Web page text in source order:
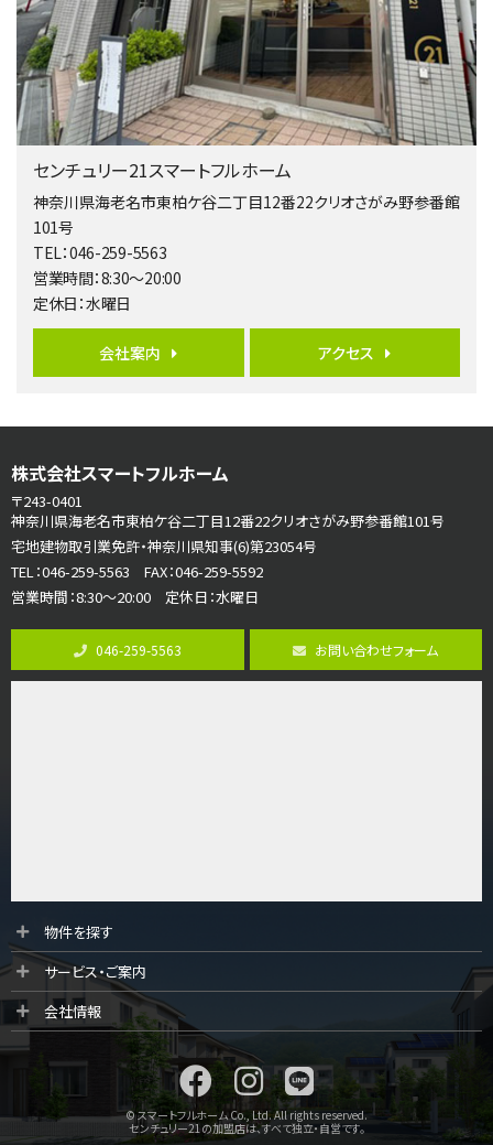
4ＬＤＫ
淵野辺駅
歩17分
南側道路に面しており日当たり良好。 キッチンから…
第5位
3,680万円
バ19分・ 歩8分
開放感があり日当たり良好な南西・北西角地区画。 …
第6位
4ＬＤＫ
古淵駅
海老名駅
バ15分 歩1分
リビングダイニング部分の床暖房完備 車並列2台駐…
第8位
3,680万円
4ＬＤＫ
さがみ野駅
第10位
4,190万円
桜ヶ丘駅
LDK約20帖とゆとりある広さ！WIC、SICの…
センチュリー21スマートフルホーム
神奈川県海老名市東柏ケ谷二丁目12番22クリオさがみ野参番館
101号
TEL：046-259-5563
営業時間：8:30～20:00
定休日：水曜日
会社案内 アクセス
株式会社スマートフルホーム
〒243-0401
神奈川県海老名市東柏ケ谷二丁目12番22クリオさがみ野参番館101号
宅地建物取引業免許・神奈川県知事(6)第23054号
TEL：046-259-5563 FAX：046-259-5592
営業時間：8:30～20:00 定休日：水曜日
046-259-5563 お問い合わせフォーム
物件を探す
サービス・ご案内
会社情報
© スマートフルホーム Co., Ltd. All rights reserved.
センチュリー21の加盟店は、すべて独立・自営です。